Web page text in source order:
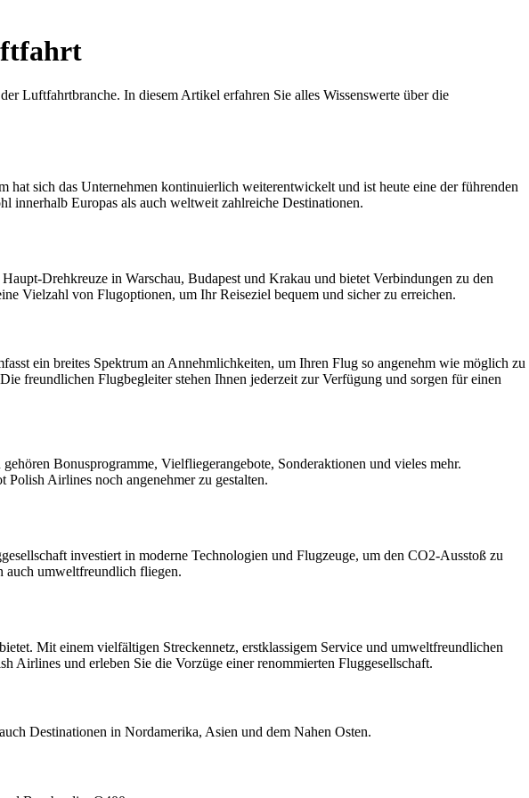
Luftfahrtbranche. In diesem Artikel erfahren Sie alles Wissenswerte über die
sich das Unternehmen kontinuierlich weiterentwickelt und ist heute eine der führenden
innerhalb Europas als auch weltweit zahlreiche Destinationen.
Drehkreuze in Warschau, Budapest und Krakau und bietet Verbindungen zu den
Vielzahl von Flugoptionen, um Ihr Reiseziel bequem und sicher zu erreichen.
ein breites Spektrum an Annehmlichkeiten, um Ihren Flug so angenehm wie möglich zu
freundlichen Flugbegleiter stehen Ihnen jederzeit zur Verfügung und sorgen für einen
Bonusprogramme, Vielfliegerangebote, Sonderaktionen und vieles mehr.
Airlines noch angenehmer zu gestalten.
investiert in moderne Technologien und Flugzeuge, um den CO2-Ausstoß zu
auch umweltfreundlich fliegen.
Mit einem vielfältigen Streckennetz, erstklassigem Service und umweltfreundlichen
Airlines und erleben Sie die Vorzüge einer renommierten Fluggesellschaft.
Destinationen in Nordamerika, Asien und dem Nahen Osten.